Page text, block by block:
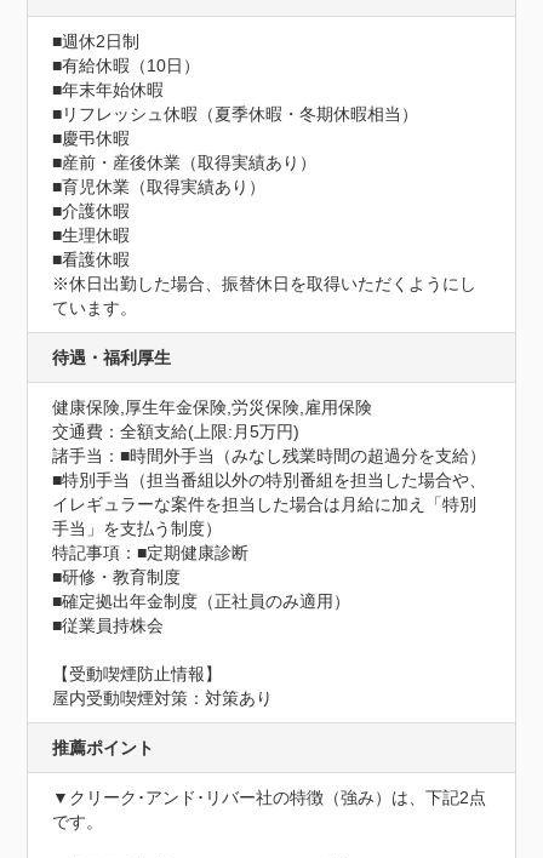
■週休2日制
■有給休暇（10日）
■年末年始休暇
■リフレッシュ休暇（夏季休暇・冬期休暇相当）
■慶弔休暇
■産前・産後休業（取得実績あり）
■育児休業（取得実績あり）
■介護休暇
■生理休暇
■看護休暇
※休日出勤した場合、振替休日を取得いただくようにし
ています。
待遇・福利厚生
健康保険,厚生年金保険,労災保険,雇用保険
交通費：全額支給(上限:月5万円)
諸手当：■時間外手当（みなし残業時間の超過分を支給）
■特別手当（担当番組以外の特別番組を担当した場合や、
イレギュラーな案件を担当した場合は月給に加え「特別
手当」を支払う制度）
特記事項：■定期健康診断
■研修・教育制度
■確定拠出年金制度（正社員のみ適用）
■従業員持株会
【受動喫煙防止情報】
屋内受動喫煙対策：対策あり
推薦ポイント
▼クリーク･アンド･リバー社の特徴（強み）は、下記2点
です。